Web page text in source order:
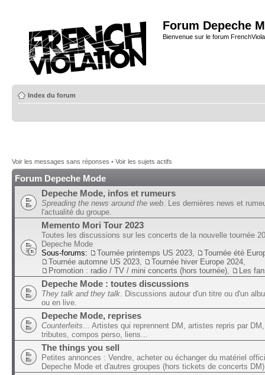
Forum Depeche
Bienvenue sur le forum
Index du forum
Voir les messages sans réponses • Voir les sujets actifs
Forum Depeche Mode
Depeche Mode, infos et rumeurs
Spreading the news around the web . Les dernières news et
l'actualité du groupe.
Memento Mori Tour 2023
Toutes les discussions sur les concerts de la nouvelle tournée
Depeche Mode
Sous-forums:
Tournée printemps US 2023
Tournée été
Tournée automne US 2023
Tournée hiver Europe 2024
Promotion : radio / TV / mini concerts (hors tournée)
Les
Depeche Mode : toutes discussions
They talk and they talk . Discussions autour d'un titre ou d'un
ou en live.
Depeche Mode, reprises
Counterfeits ... Artistes qui reprennent DM, artistes repris par
tributes, compos perso, liens...
The things you sell
Petites annonces : Vendre, acheter ou échanger du matériel
Depeche Mode et d'autres groupes (hors tickets de concerts DM)